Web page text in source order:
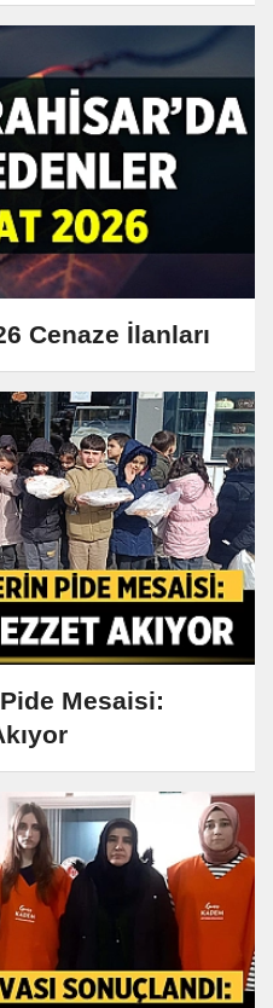
Cenaze İlanları
Mesaisi: